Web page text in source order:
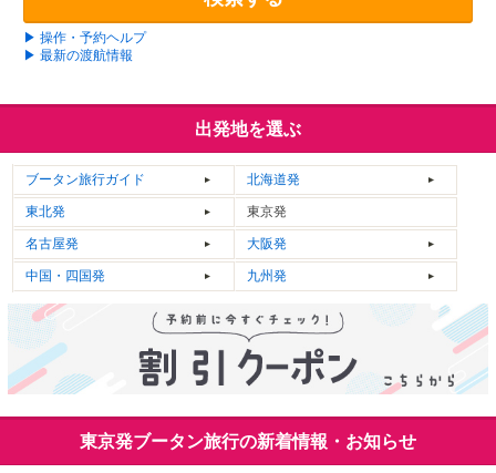
▶ 操作・予約ヘルプ
▶ 最新の渡航情報
出発地を選ぶ
ブータン旅行ガイド 北海道発
東北発 東京発
名古屋発 大阪発
中国・四国発 九州発
東京発ブータン旅行の新着情報・お知らせ